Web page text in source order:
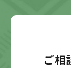
ご相